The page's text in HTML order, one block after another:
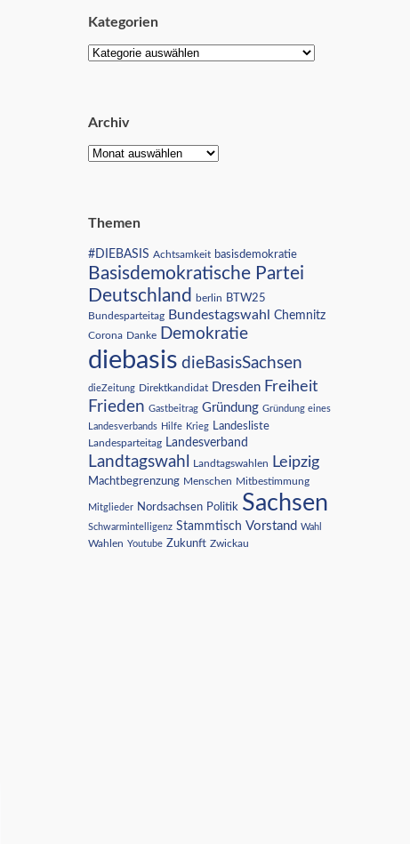
Kategorien
Archiv
Themen
#DIEBASIS Achtsamkeit basisdemokratie
Basisdemokratische Partei
Deutschland
berlin BTW25
Bundesparteitag Bundestagswahl Chemnitz
Corona Danke Demokratie
diebasis dieBasisSachsen
dieZeitung Direktkandidat Dresden Freiheit
Frieden Gastbeitrag Gründung Gründung eines
Landesverbands Hilfe Krieg Landesliste
Landesparteitag Landesverband
Landtagswahl Landtagswahlen Leipzig
Machtbegrenzung Menschen Mitbestimmung
Mitglieder Nordsachsen Politik Sachsen
Schwarmintelligenz Stammtisch Vorstand Wahl
Wahlen Youtube Zukunft Zwickau